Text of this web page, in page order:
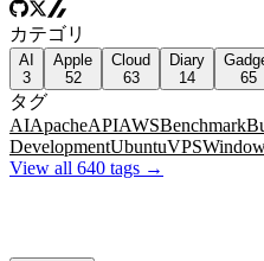
カテゴリ
AI
3
Apple
52
Cloud
63
Diary
14
65
タグ
AIApacheAPIAWSBenchmark
DevelopmentUbuntuVPS
View all 640 tags →